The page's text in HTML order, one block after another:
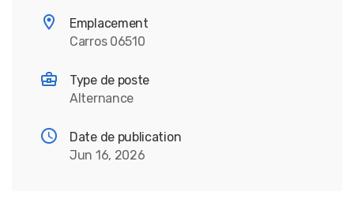
Emplacement
Carros 06510
Type de poste
Alternance
Date de publication
Jun 16, 2026